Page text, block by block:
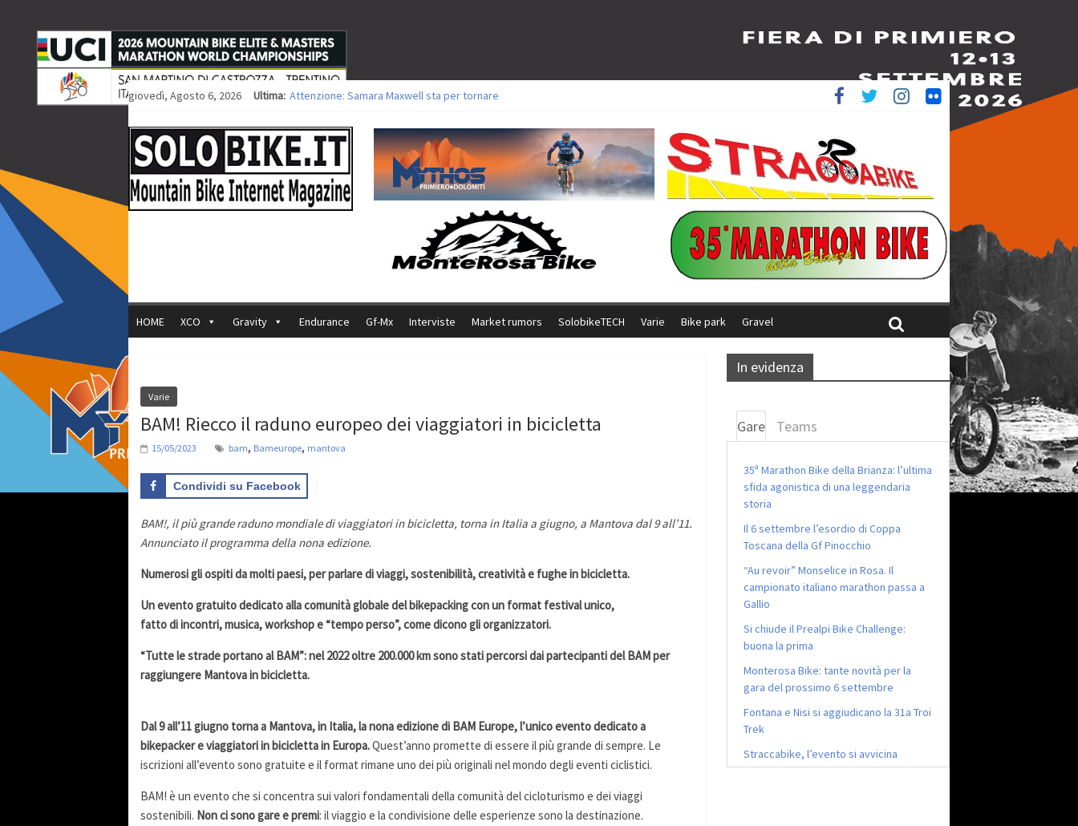
giovedì, Agosto 6, 2026 Ultima: Attenzione: Samara Maxwell sta per tornare
Europei XCO: vittorie per Ghibaudo, Grossmann e Gallis. Signorelli 5^ la migliore tra gli italiani
35ª Marathon Bike della Brianza: l’ultima sfida agonistica di una leggendaria storia
Europei MTB: il Team Relay firma il secondo argento azzurro a Monteceneri
HOME XCO Gravity Endurance Gf-Mx Interviste Market rumors SolobikeTECH Varie Bike park Gravel
Varie
BAM! Riecco il raduno europeo dei viaggiatori in bicicletta
15/05/2023 bam, Bameurope, mantova
Condividi su Facebook
BAM!, il più grande raduno mondiale di viaggiatori in bicicletta, torna in Italia a giugno, a Mantova dal 9 all’11.
Annunciato il programma della nona edizione.
Numerosi gli ospiti da molti paesi, per parlare di viaggi, sostenibilità, creatività e fughe in bicicletta.
Un evento gratuito dedicato alla comunità globale del bikepacking con un format festival unico,
fatto di incontri, musica, workshop e “tempo perso”, come dicono gli organizzatori.
“Tutte le strade portano al BAM”: nel 2022 oltre 200.000 km sono stati percorsi dai partecipanti del BAM per
raggiungere Mantova in bicicletta.
Dal 9 all’11 giugno torna a Mantova, in Italia, la nona edizione di BAM Europe, l’unico evento dedicato a
bikepacker e viaggiatori in bicicletta in Europa.Quest’anno promette di essere il più grande di sempre. Le
iscrizioni all’evento sono gratuite e il format rimane uno dei più originali nel mondo degli eventi ciclistici.
BAM! è un evento che si concentra sui valori fondamentali della comunità del cicloturismo e dei viaggi
sostenibili. Non ci sono gare e premi: il viaggio e la condivisione delle esperienze sono la destinazione.
In evidenza
Gare Teams
35ª Marathon Bike della Brianza: l’ultima
sfida agonistica di una leggendaria
storia
Il 6 settembre l’esordio di Coppa
Toscana della Gf Pinocchio
“Au revoir” Monselice in Rosa. Il
campionato italiano marathon passa a
Gallio
Si chiude il Prealpi Bike Challenge:
buona la prima
Monterosa Bike: tante novità per la
gara del prossimo 6 settembre
Fontana e Nisi si aggiudicano la 31a Troi
Trek
Straccabike, l’evento si avvicina